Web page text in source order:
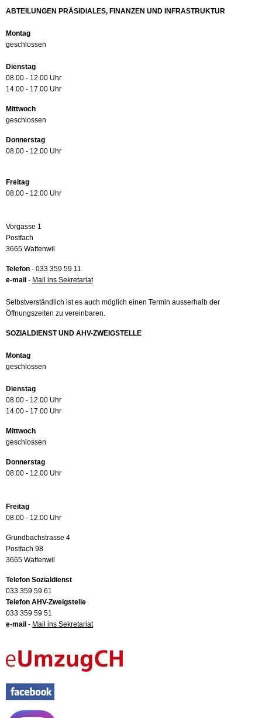
ABTEILUNGEN PRÄSIDIALES, FINANZEN UND INFRASTRUKTUR
Montag
geschlossen
Dienstag
08.00 - 12.00 Uhr
14.00 - 17.00 Uhr
Mittwoch
geschlossen
Donnerstag
08.00 - 12.00 Uhr
Freitag
08.00 - 12.00 Uhr
Vorgasse 1
Postfach
3665 Wattenwil
Telefon - 033 359 59 11
e-mail - Mail ins Sekretariat
Selbstverständlich ist es auch möglich einen Termin ausserhalb der
Öffnungszeiten zu vereinbaren.
SOZIALDIENST UND AHV-ZWEIGSTELLE
Montag
geschlossen
Dienstag
08.00 - 12.00 Uhr
14.00 - 17.00 Uhr
Mittwoch
geschlossen
Donnerstag
08.00 - 12.00 Uhr
Freitag
08.00 - 12.00 Uhr
Grundbachstrasse 4
Postfach 98
3665 Wattenwil
Telefon Sozialdienst
033 359 59 61
Telefon AHV-Zweigstelle
033 359 59 51
e-mail - Mail ins Sekretariat